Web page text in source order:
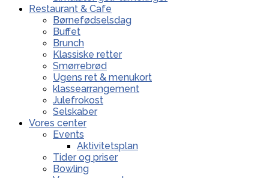
Restaurant & Cafe
Børnefødselsdag
Buffet
Brunch
Klassiske retter
Smørrebrød
Ugens ret & menukort
klassearrangement
Julefrokost
Selskaber
Vores center
Events
Aktivitetsplan
Tider og priser
Bowling